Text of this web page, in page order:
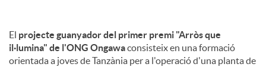
El projecte guanyador del primer premi "Arròs que
il·lumina" de l'ONG Ongawaconsisteix en una formació
orientada a joves de Tanzània per a l'operació d'una planta de